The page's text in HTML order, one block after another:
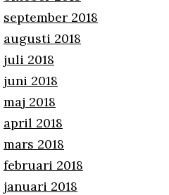
september 2018
augusti 2018
juli 2018
juni 2018
maj 2018
april 2018
mars 2018
februari 2018
januari 2018